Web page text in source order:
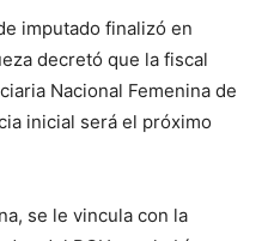
imputado finalizó en
decretó que la fiscal
Nacional Femenina de
inicial será el próximo
se le vincula con la